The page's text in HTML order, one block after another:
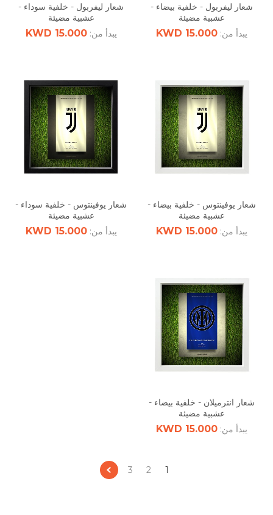
شعار ليفربول - خلفية بيضاء -
عشبية مضيئة
يبدأ من: 15.000 KWD
شعار ليفربول - خلفية سوداء -
عشبية مضيئة
يبدأ من:15.000 KWD
شعار يوفينتوس - خلفية بيضاء -
عشبية مضيئة
يبدأ من: 15.000 KWD
شعار يوفينتوس - خلفية سوداء -
عشبية مضيئة
يبدأ من:15.000 KWD
شعار انترميلان - خلفية بيضاء -
عشبية مضيئة
يبدأ من: 15.000 KWD
1
2
3